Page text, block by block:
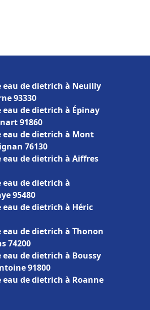
eau de dietrich à Neuilly
93330
de dietrich à Épinay
91860
eau de dietrich à Mont
76130
eau de dietrich à Aiffres
eau de dietrich à
95480
de dietrich à Héric
eau de dietrich à Thonon
74200
de dietrich à Boussy
91800
de dietrich à Roanne